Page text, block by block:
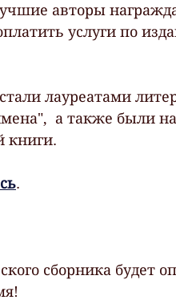
авторы
услуги по
лауреатами
а также были
книги.
.
сборника будет